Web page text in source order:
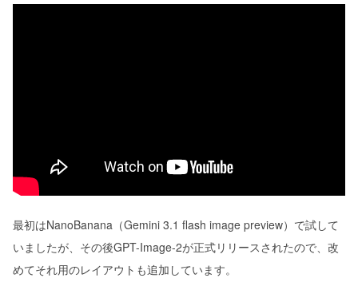
最初はNanoBanana（Gemini 3.1 flash image preview）で試して
いましたが、その後GPT-Image-2が正式リリースされたので、改
めてそれ用のレイアウトも追加しています。